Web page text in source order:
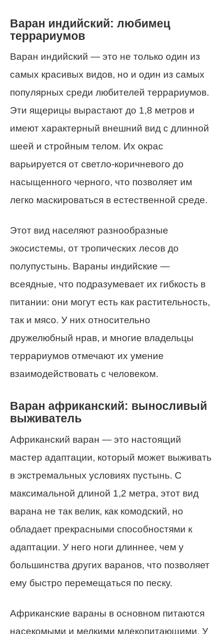
Варан индийский: любимец
террариумов
Варан индийский — это не только один из
самых красивых видов, но и один из самых
популярных среди любителей террариумов.
Эти ящерицы вырастают до 1,8 метров и
имеют характерный внешний вид с длинной
шеей и стройным телом. Их окрас
варьируется от светло-коричневого до
насыщенного черного, что позволяет им
легко маскироваться в естественной среде.
Этот вид населяют разнообразные
экосистемы, от тропических лесов до
полупустынь. Вараны индийские —
всеядные, что подразумевает их гибкость в
питании: они могут есть как растительность,
так и мясо. У них относительно
дружелюбный нрав, и многие владельцы
террариумов отмечают их умение
взаимодействовать с человеком.
Варан африканский: выносливый
выживатель
Африканский варан — это настоящий
мастер адаптации, который может выживать
в экстремальных условиях пустынь. С
максимальной длиной 1,2 метра, этот вид
варана не так велик, как комодский, но
обладает прекрасными способностями к
адаптации. У него ноги длиннее, чем у
большинства других варанов, что позволяет
ему быстро перемещаться по песку.
Африканские вараны в основном питаются
насекомыми и мелкими млекопитающими. У